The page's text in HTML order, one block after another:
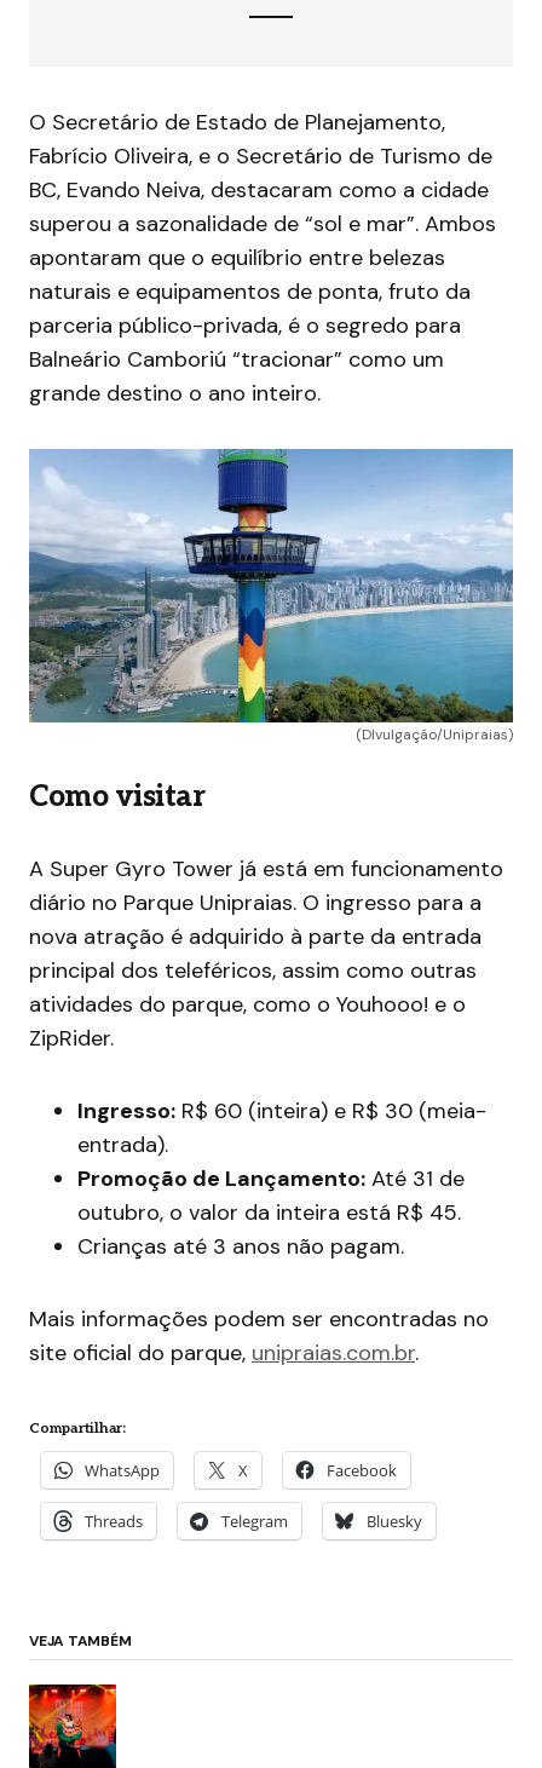
O Secretário de Estado de Planejamento,
Fabrício Oliveira, e o Secretário de Turismo de
BC, Evando Neiva, destacaram como a cidade
superou a sazonalidade de “sol e mar”. Ambos
apontaram que o equilíbrio entre belezas
naturais e equipamentos de ponta, fruto da
parceria público-privada, é o segredo para
Balneário Camboriú “tracionar” como um
grande destino o ano inteiro.
(DIvulgação/Unipraias)
Como visitar
A Super Gyro Tower já está em funcionamento
diário no Parque Unipraias. O ingresso para a
nova atração é adquirido à parte da entrada
principal dos teleféricos, assim como outras
atividades do parque, como o Youhooo! e o
ZipRider.
Ingresso: R$ 60 (inteira) e R$ 30 (meia-
entrada).
Promoção de Lançamento: Até 31 de
outubro, o valor da inteira está R$ 45.
Crianças até 3 anos não pagam.
Mais informações podem ser encontradas no
site oficial do parque, unipraias.com.br.
Compartilhar:
WhatsApp X Facebook
Threads Telegram Bluesky
VEJA TAMBÉM